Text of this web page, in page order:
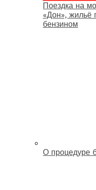
Поездка на
«Дон», жильё
бензином
О процедуре